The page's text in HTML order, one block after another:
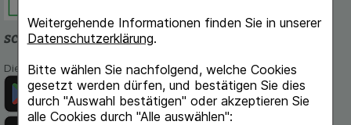
Weitergehende Informationen finden Sie in unserer
Datenschutzerklärung.
Bitte wählen Sie nachfolgend, welche Cookies
gesetzt werden dürfen, und bestätigen Sie dies
durch "Auswahl bestätigen" oder akzeptieren Sie
alle Cookies durch "Alle auswählen":
schlossapo.de-App
Die App von schlossapo.de jetzt mit E-Rezept-Scanner